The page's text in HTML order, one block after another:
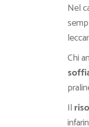
Nel
Chi
Il